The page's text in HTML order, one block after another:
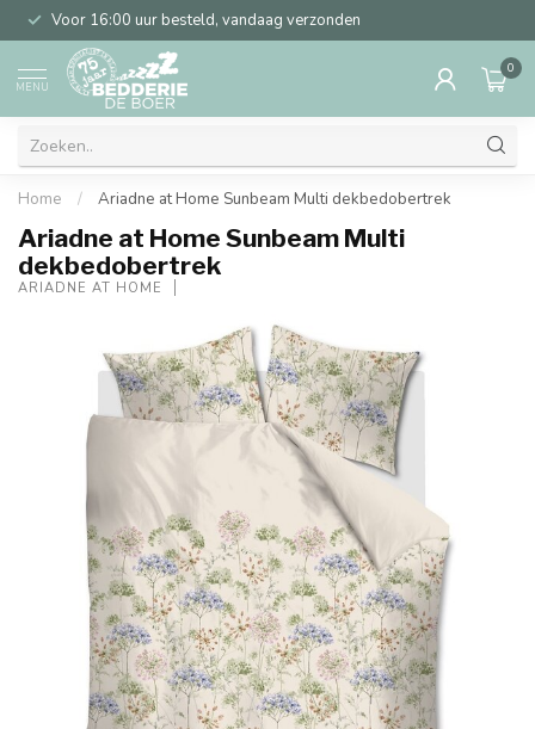
Voor 16:00 uur besteld, vandaag verzonden
MENU
0
Home / Ariadne at Home Sunbeam Multi dekbedobertrek
Ariadne at Home Sunbeam Multi
dekbedobertrek
ARIADNE AT HOME